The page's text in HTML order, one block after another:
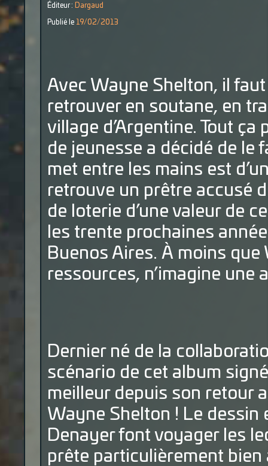
Éditeur : Dargaud
Publié le 19/02/2013
Avec Wayne Shelton, il
retrouver en soutane, en
village d’Argentine. Tout ça
de jeunesse a décidé de le
met entre les mains est
retrouve un prêtre accusé
de loterie d’une valeur de
les trente prochaines
Buenos Aires. À moins
ressources, n’imagine
Dernier né de la
scénario de cet album
meilleur depuis son retour
Wayne Shelton ! Le dessin
Denayer font voyager les
prête particulièrement